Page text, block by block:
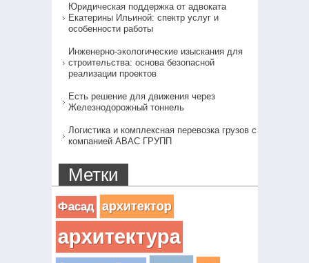
Юридическая поддержка от адвоката
Екатерины Ильиной: спектр услуг и
особенности работы
Инженерно-экологические изыскания для
строительства: основа безопасной
реализации проектов
Есть решение для движения через
Железнодорожный тоннель
Логистика и комплексная перевозка грузов с
компанией АВАС ГРУПП
Метки
Фасад архитектор
архитектура